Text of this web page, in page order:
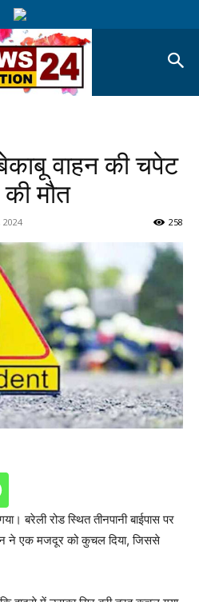
वाहन की चपेट
मौत
258
बरेली रोड स्थित तीनपानी बाईपास पर
ने एक मजदूर को कुचल दिया, जिससे